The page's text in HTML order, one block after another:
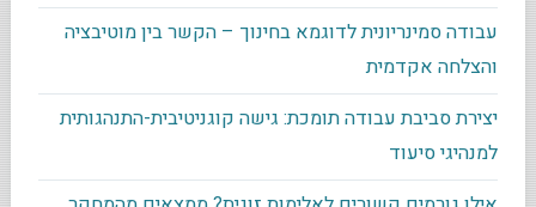
עבודה סמינריונית לדוגמא בחינוך – הקשר בין מוטיבציה
והצלחה אקדמית
יצירת סביבת עבודה תומכת: גישה קוגניטיבית-התנהגותית
למנהיגי סיעוד